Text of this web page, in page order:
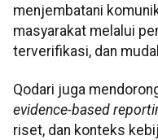
menjembatani
masyarakat melalui
terverifikasi, dan
Qodari juga
evidence-based
riset, dan konteks